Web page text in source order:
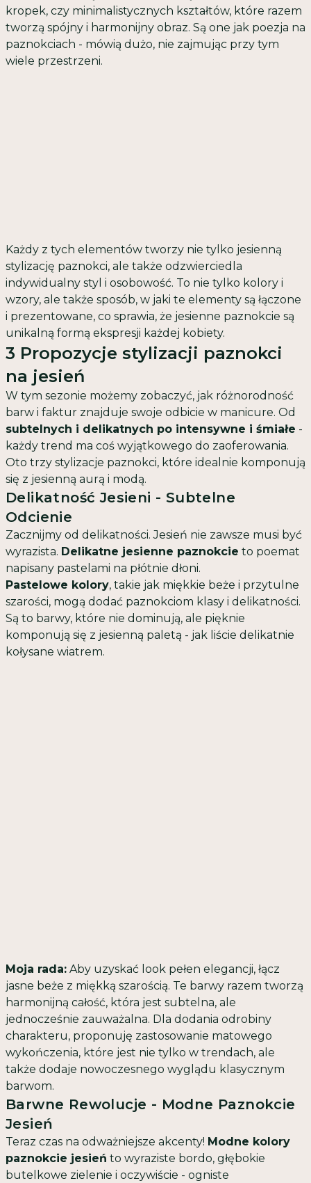
kropek, czy minimalistycznych kształtów, które razem
tworzą spójny i harmonijny obraz. Są one jak poezja na
paznokciach - mówią dużo, nie zajmując przy tym
wiele przestrzeni.
Każdy z tych elementów tworzy nie tylko jesienną
stylizację paznokci, ale także odzwierciedla
indywidualny styl i osobowość. To nie tylko kolory i
wzory, ale także sposób, w jaki te elementy są łączone
i prezentowane, co sprawia, że jesienne paznokcie są
unikalną formą ekspresji każdej kobiety.
3 Propozycje stylizacji paznokci
na jesień
W tym sezonie możemy zobaczyć, jak różnorodność
barw i faktur znajduje swoje odbicie w manicure. Od
subtelnych i delikatnych po intensywne i śmiałe -
każdy trend ma coś wyjątkowego do zaoferowania.
Oto trzy stylizacje paznokci, które idealnie komponują
się z jesienną aurą i modą.
Delikatność Jesieni - Subtelne
Odcienie
Zacznijmy od delikatności. Jesień nie zawsze musi być
wyrazista. Delikatne jesienne paznokcie to poemat
napisany pastelami na płótnie dłoni.
Pastelowe kolory, takie jak miękkie beże i przytulne
szarości, mogą dodać paznokciom klasy i delikatności.
Są to barwy, które nie dominują, ale pięknie
komponują się z jesienną paletą - jak liście delikatnie
kołysane wiatrem.
Moja rada: Aby uzyskać look pełen elegancji, łącz
jasne beże z miękką szarością. Te barwy razem tworzą
harmonijną całość, która jest subtelna, ale
jednocześnie zauważalna. Dla dodania odrobiny
charakteru, proponuję zastosowanie matowego
wykończenia, które jest nie tylko w trendach, ale
także dodaje nowoczesnego wyglądu klasycznym
barwom.
Barwne Rewolucje - Modne Paznokcie
Jesień
Teraz czas na odważniejsze akcenty! Modne kolory
paznokcie jesień to wyraziste bordo, głębokie
butelkowe zielenie i oczywiście - ogniste